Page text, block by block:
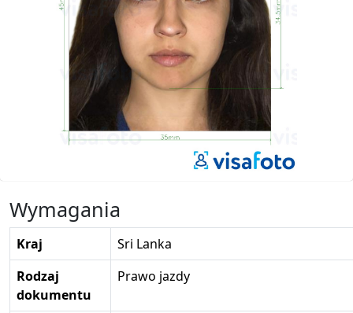
Wymagania
Kraj
Sri Lanka
Rodzaj
dokumentu
Prawo jazdy